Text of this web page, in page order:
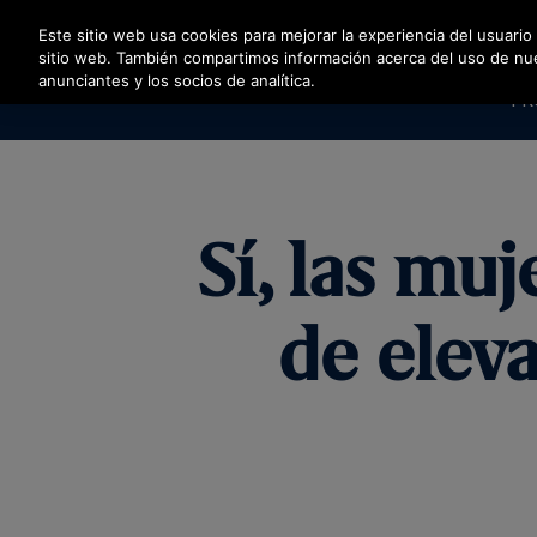
Pulse Intro para saltar al contenido principal
Sí, las
de
Este sitio web usa cookies para mejorar la experiencia del
sitio web. También compartimos información acerca del uso de
anunciantes y los socios de analítica.